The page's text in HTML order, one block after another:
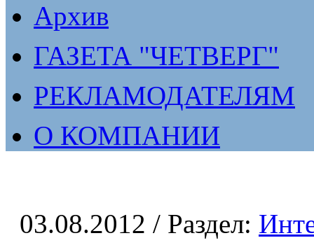
Архив
ГАЗЕТА "ЧЕТВЕРГ"
РЕКЛАМОДАТЕЛЯМ
О КОМПАНИИ
03.08.2012 / Раздел: